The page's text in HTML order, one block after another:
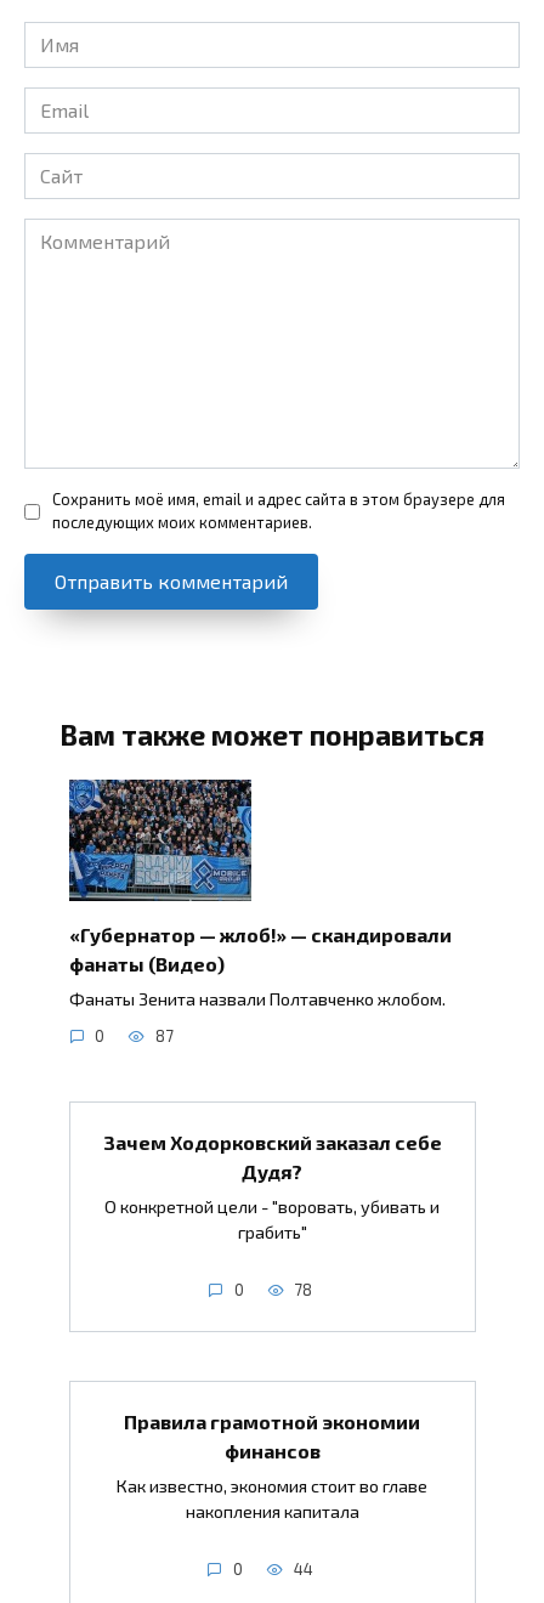
Имя
*
Email
*
Сайт
Комментарий
Сохранить моё имя, email и адрес сайта в этом браузере для
последующих моих комментариев.
Вам также может понравиться
«Губернатор — жлоб!» — скандировали
фанаты (Видео)
Фанаты Зенита назвали Полтавченко жлобом.
0 87
Зачем Ходорковский заказал себе
Дудя?
О конкретной цели - "воровать, убивать и
грабить"
0 78
Правила грамотной экономии
финансов
Как известно, экономия стоит во главе
накопления капитала
0 44